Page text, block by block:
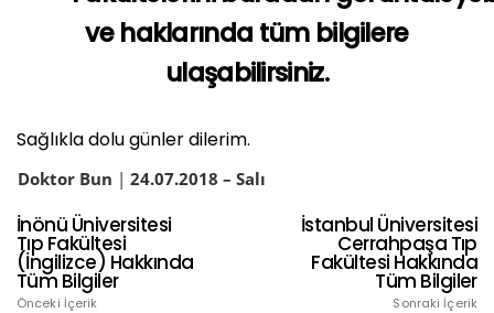
ve haklarında tüm bilgilere
ulaşabilirsiniz.
Sağlıkla dolu günler dilerim.
Doktor Bun | 24.07.2018 – Salı
İnönü Üniversitesi
Tıp Fakültesi
(İngilizce) Hakkında
Tüm Bilgiler
Önceki İçerik
İstanbul Üniversitesi
Cerrahpaşa Tıp
Fakültesi Hakkında
Tüm Bilgiler
Sonraki İçerik